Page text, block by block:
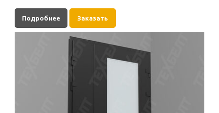
Подробнее Заказать